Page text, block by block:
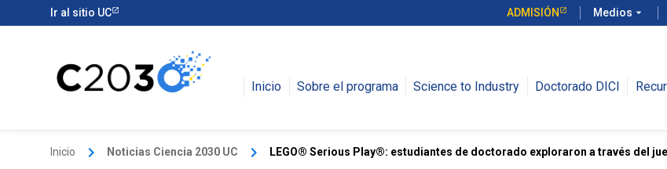
Ir al sitio UC ADMISIÓN Medios arrow_drop_down
Inicio Sobre el programa Science to Industry Doctorado DICI
Inicio keyboard_arrow_right Noticias Ciencia 2030 UC keyboard_arrow_right LEGO® Serious Play®: estudiantes de doctorado exploraron a través del